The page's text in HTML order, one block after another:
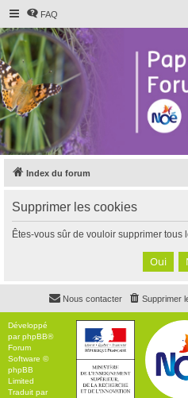
FAQ
Index du forum
Supprimer les cookies
Êtes-vous sûr de vouloir supprimer tous
Supprimer
Nous contacter
Développé
parphpBB®
Forum
Software ©
phpBB
Limited
Traduit par